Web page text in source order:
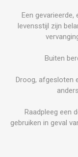
Een
levensstijl zijn
Buiten
Droog, afgesloten
Raadpleeg een
gebruiken in geval